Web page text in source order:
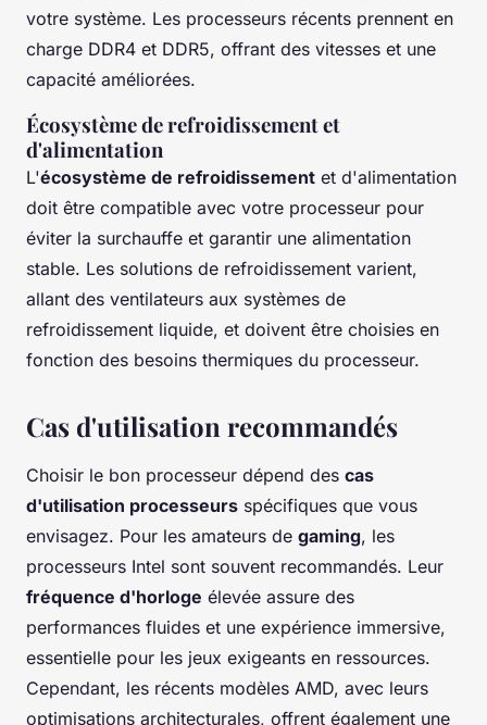
votre système. Les processeurs récents prennent en
charge DDR4 et DDR5, offrant des vitesses et une
capacité améliorées.
Écosystème de refroidissement et
d'alimentation
L'écosystème de refroidissement et d'alimentation
doit être compatible avec votre processeur pour
éviter la surchauffe et garantir une alimentation
stable. Les solutions de refroidissement varient,
allant des ventilateurs aux systèmes de
refroidissement liquide, et doivent être choisies en
fonction des besoins thermiques du processeur.
Cas d'utilisation recommandés
Choisir le bon processeur dépend des cas
d'utilisation processeurs spécifiques que vous
envisagez. Pour les amateurs de gaming, les
processeurs Intel sont souvent recommandés. Leur
fréquence d'horloge élevée assure des
performances fluides et une expérience immersive,
essentielle pour les jeux exigeants en ressources.
Cependant, les récents modèles AMD, avec leurs
optimisations architecturales, offrent également une